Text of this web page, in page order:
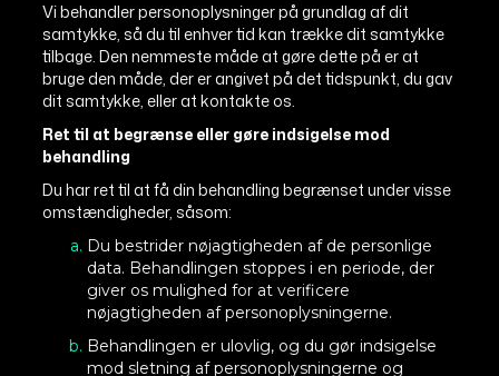
Vi behandler personoplysninger på grundlag af dit
samtykke, så du til enhver tid kan trække dit samtykke
tilbage. Den nemmeste måde at gøre dette på er at
bruge den måde, der er angivet på det tidspunkt, du gav
dit samtykke, eller at kontakte os.
Ret til at begrænse eller gøre indsigelse mod
behandling
Du har ret til at få din behandling begrænset under visse
omstændigheder, såsom:
Du bestrider nøjagtigheden af de personlige
data. Behandlingen stoppes i en periode, der
giver os mulighed for at verificere
nøjagtigheden af personoplysningerne.
Behandlingen er ulovlig, og du gør indsigelse
mod sletning af personoplysningerne og